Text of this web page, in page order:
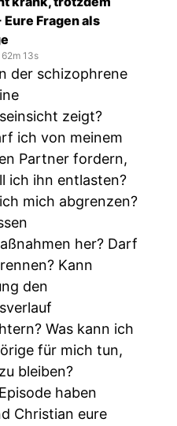
Fragen als
62m 13s
der schizophrene
zeigt?
ich von meinem
Partner fordern,
ich ihn entlasten?
mich abgrenzen?
her? Darf
Kann
den
Was kann ich
für mich tun,
bleiben?
haben
Christian eure